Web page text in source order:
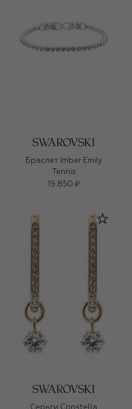
Браслет Imber Emily
Tennis
19 850 ₽